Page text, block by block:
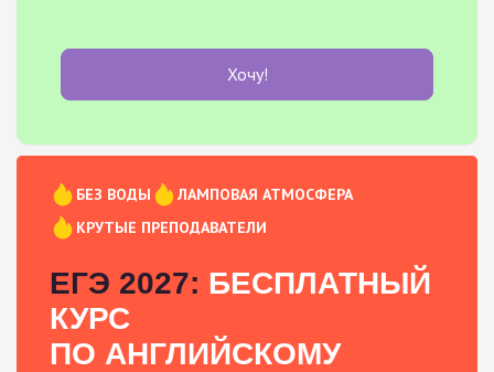
Хочу!
БЕЗ ВОДЫ
ЛАМПОВАЯ АТМОСФЕРА
КРУТЫЕ ПРЕПОДАВАТЕЛИ
ЕГЭ 2027: БЕСПЛАТНЫЙ
КУРС
ПО АНГЛИЙСКОМУ